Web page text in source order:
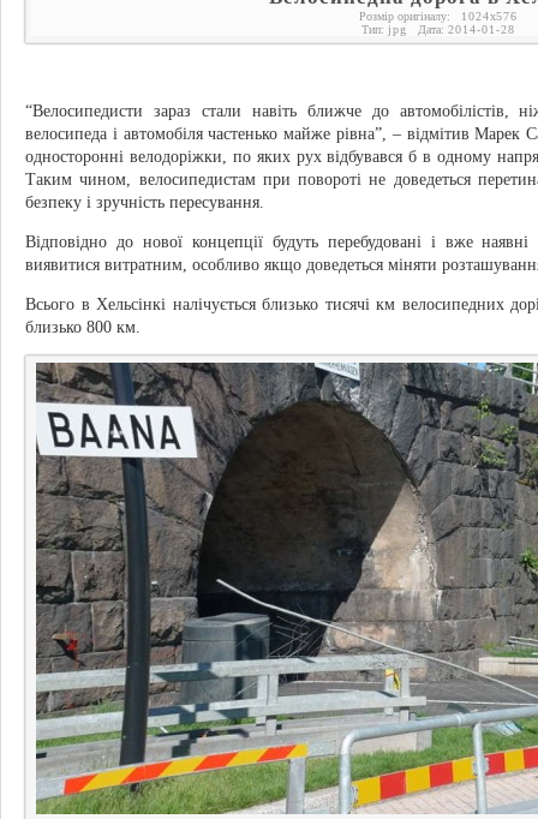
Розмір оригіналу: 1024x576
Тип: jpg Дата: 2014-01-28
“Велосипедисти зараз стали навіть ближче до автомобілістів,
велосипеда і автомобіля частенько майже рівна”, – відмітив Марек
односторонні велодоріжки, по яких рух відбувався б в одному
Таким чином, велосипедистам при повороті не доведеться
безпеку і зручність пересування.
Відповідно до нової концепції будуть перебудовані і вже
виявитися витратним, особливо якщо доведеться міняти
Всього в Хельсінкі налічується близько тисячі км велосипедних
близько 800 км.